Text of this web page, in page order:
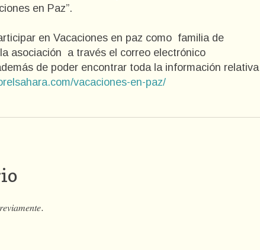
en Paz”.
en Vacaciones en paz como familia de
asociación a través el correo electrónico
de poder encontrar toda la información relativa
vacaciones-en-paz/